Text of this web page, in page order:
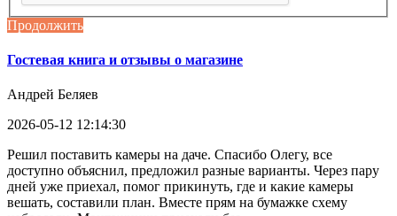
Продолжить
Гостевая книга и отзывы о магазине
Андрей Беляев
2026-05-12 12:14:30
Решил поставить камеры на даче. Спасибо Олегу, все
доступно объяснил, предложил разные варианты. Через пару
дней уже приехал, помог прикинуть, где и какие камеры
вешать, составили план. Вместе прям на бумажке схему